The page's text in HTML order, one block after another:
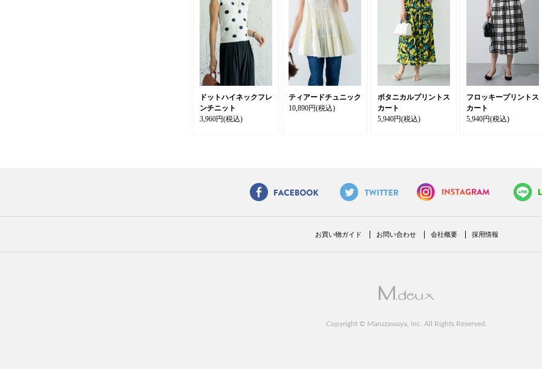
ドットハイネックフレ
ンチニット
3,960円(税込)
ティアードチュニック
10,890円(税込)
ボタニカルプリントス
カート
5,940円(税込)
フロッキープリントス
カート
5,940円(税込)
お買い物ガイド お問い合わせ 会社概要 採用情報
Copyright © Maruzawaya, inc. All Rights Reserved.